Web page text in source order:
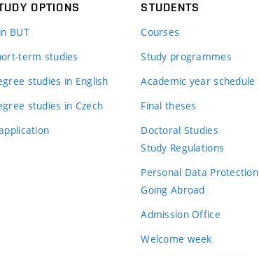
OPTIONS
BUT
term studies
studies in English
studies in Czech
STUDENTS
Courses
Study programmes
Academic year schedule
Final theses
Doctoral Studies
Study Regulations
Personal Data Protection
Going Abroad
Admission Office
Welcome week